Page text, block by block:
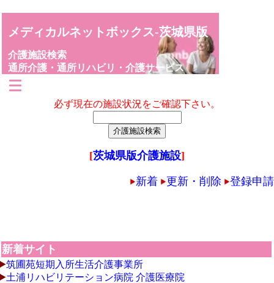
メディカルネットボックス-茨城県版
介護施設検索
通所介護・通所リハビリ・介護サービス
必ず現在の施設状況をご確認下さい。
[茨城県版介護施設]
新着 更新・削除 登録申請
新着サイト
筑圃苑短期入所生活介護事業所
土浦リハビリテーション病院 介護医療院